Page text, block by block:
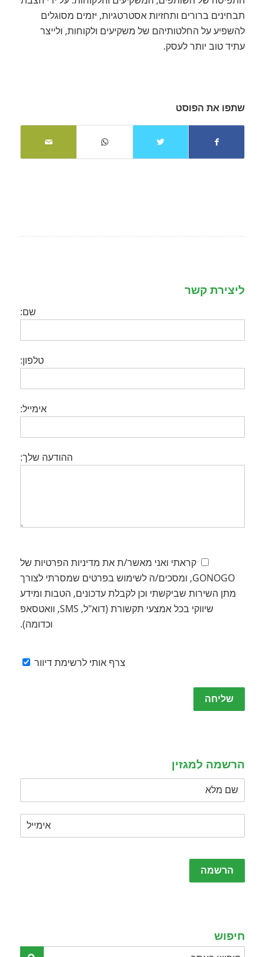
תבחינים ברורים ותחזיות אסטרטגיות, יזמים מסוגלים
להשפיע על החלטותיהם של משקיעים ולקוחות, ולייצר
עתיד טוב יותר לעסק.
שתפו את הפוסט
ליצירת קשר
שם:
טלפון:
אימייל:
ההודעה שלך:
קראתי ואני מאשר/ת את מדיניות הפרטיות של
GONOGO, ומסכים/ה לשימוש בפרטים שמסרתי לצורך
מתן השירות שביקשתי וכן לקבלת עדכונים, הטבות ומידע
שיווקי בכל אמצעי תקשורת (דוא"ל, SMS, וואטסאפ
וכדומה).
צרף אותי לרשימת דיוור
Please
leave
הרשמה למגזין
Please
leave
חיפוש